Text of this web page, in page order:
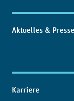
Aktuelles & Presse
Karriere